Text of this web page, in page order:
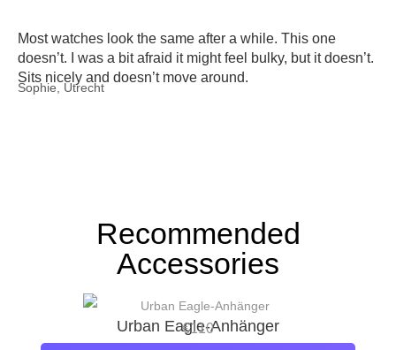
Most watches look the same after a while. This one
doesn’t. I was a bit afraid it might feel bulky, but it doesn’t.
Sits nicely and doesn’t move around.
Sophie, Utrecht
Recommended
Accessories
Urban Eagle-Anhänger
€110